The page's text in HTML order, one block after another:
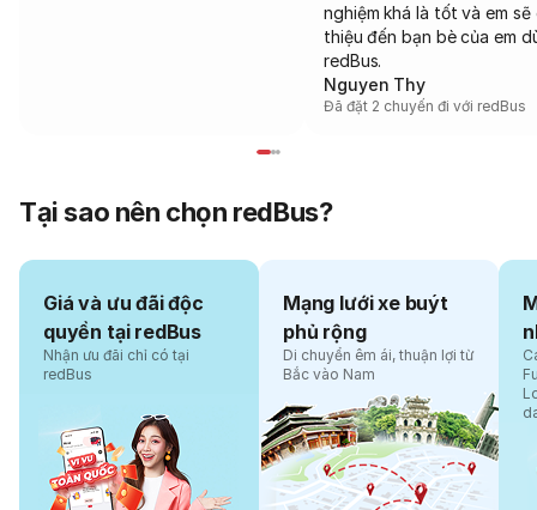
nghiệm khá là tốt và em sẽ
thiệu đến bạn bè của em
redBus.
Nguyen Thy
Đã đặt 2 chuyến đi với redBus
Tại sao nên chọn redBus?
Giá và ưu đãi độc
quyền tại redBus
Nhận ưu đãi chỉ có tại
redBus
Mạng lưới xe buýt
phủ rộng
Di chuyển êm ái, thuận lợi từ
Bắc vào Nam